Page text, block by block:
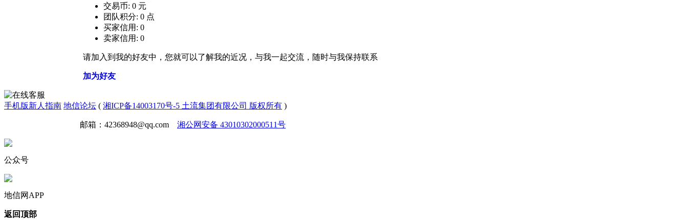
交易币: 0 元
团队积分: 0 点
买家信用: 0
卖家信用: 0
请加入到我的好友中，您就可以了解我的近况，与我一起交流，随时与我保持联系
加为好友
手机版新人指南 地信论坛 ( 湘ICP备14003170号-5 土流集团有限公司 版权所有 )
邮箱：42368948@qq.com 湘公网安备 43010302000511号
公众号
地信网APP
返回顶部